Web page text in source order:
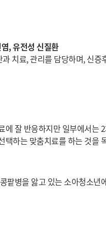
, 유전성 신질환
치료, 관리를 담당하며, 신
잘 반응하지만 일부에서는
하는 맞춤치료를 하는 것을
팥병을 앓고 있는 소아청소